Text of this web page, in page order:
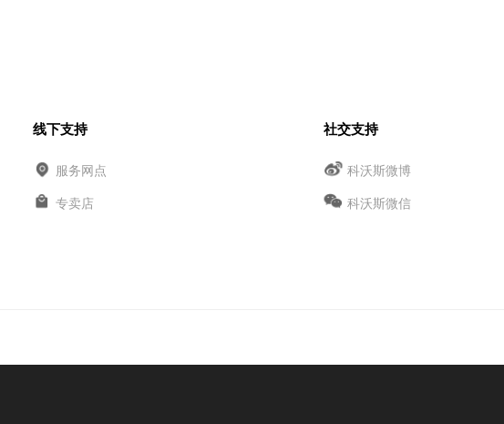
线下支持
服务网点
专卖店
社交支持
科沃斯微博
科沃斯微信